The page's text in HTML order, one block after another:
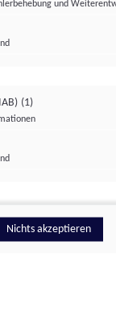
und
(1)
Nichts akzeptieren